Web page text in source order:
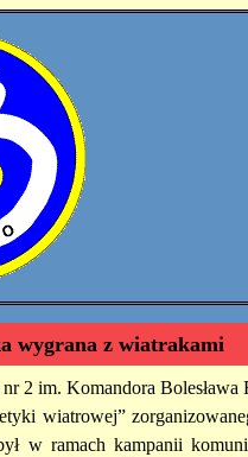
wygrana z wiatrakami
nr 2 im.Komandora Bolesława
wiatrowej”
w ramach kampanii